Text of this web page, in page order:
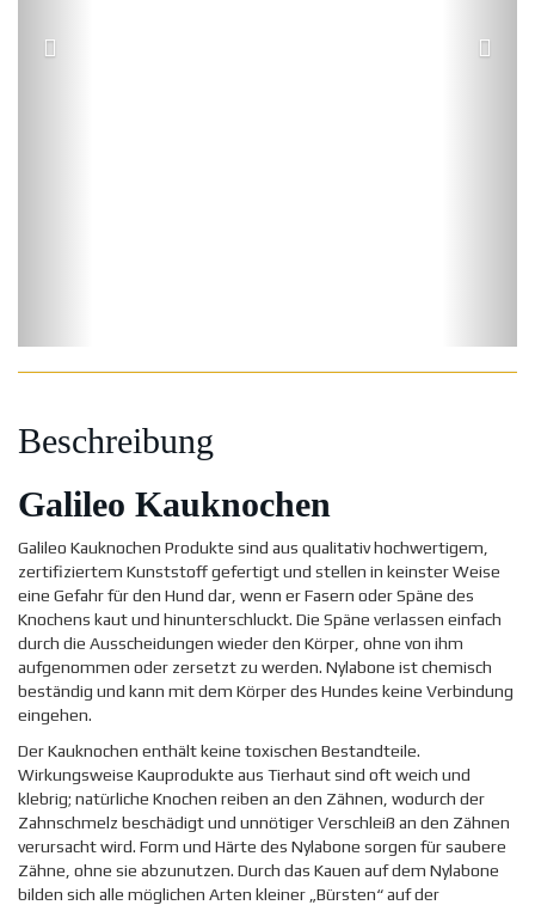
Beschreibung
Galileo Kauknochen
Galileo Kauknochen Produkte sind aus qualitativ hochwertigem,
zertifiziertem Kunststoff gefertigt und stellen in keinster Weise
eine Gefahr für den Hund dar, wenn er Fasern oder Späne des
Knochens kaut und hinunterschluckt. Die Späne verlassen einfach
durch die Ausscheidungen wieder den Körper, ohne von ihm
aufgenommen oder zersetzt zu werden. Nylabone ist chemisch
beständig und kann mit dem Körper des Hundes keine Verbindung
eingehen.
Der Kauknochen enthält keine toxischen Bestandteile.
Wirkungsweise Kauprodukte aus Tierhaut sind oft weich und
klebrig; natürliche Knochen reiben an den Zähnen, wodurch der
Zahnschmelz beschädigt und unnötiger Verschleiß an den Zähnen
verursacht wird. Form und Härte des Nylabone sorgen für saubere
Zähne, ohne sie abzunutzen. Durch das Kauen auf dem Nylabone
bilden sich alle möglichen Arten kleiner „Bürsten“ auf der